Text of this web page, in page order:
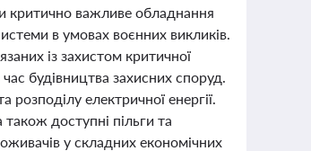
критично важливе обладнання
в умовах воєнних викликів.
із захистом критичної
будівництва захисних споруд.
електричної енергії.
доступні пільги та
у складних економічних